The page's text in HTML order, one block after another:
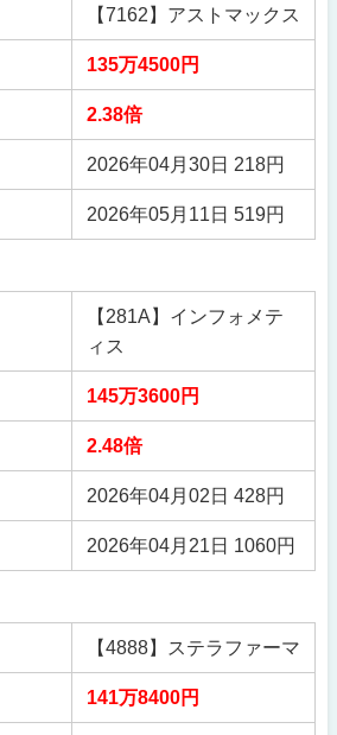
【7162】アストマックス
135万4500円
2.38倍
2026年04月30日 218円
2026年05月11日 519円
【281A】インフォメテ
ィス
145万3600円
2.48倍
2026年04月02日 428円
2026年04月21日 1060円
【4888】ステラファーマ
141万8400円